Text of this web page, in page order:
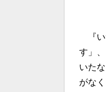
『い
す」
いた
がな